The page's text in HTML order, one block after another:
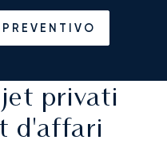
privati
d'affari